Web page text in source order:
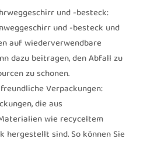
und -besteck:
und -besteck und
auf wiederverwendbare
dazu beitragen, den Abfall zu
zu schonen.
Verpackungen:
die aus
wie recyceltem
hergestellt sind. So können Sie